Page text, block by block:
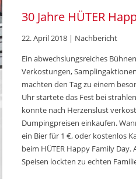
30 Jahre HÜTER
22. April 2018 | Nachbericht
Ein abwechslungsreiches
Verkostungen,
machten den Tag zu einem
Uhr startete das Fest bei
konnte nach Herzenslust
Dumpingpreisen einkaufen.
ein Bier für 1 €, oder kostenlos
beim HÜTER Happy Family
Speisen lockten zu echten